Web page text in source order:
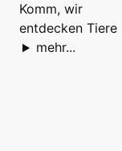
Komm, wir
entdecken Tiere
mehr...